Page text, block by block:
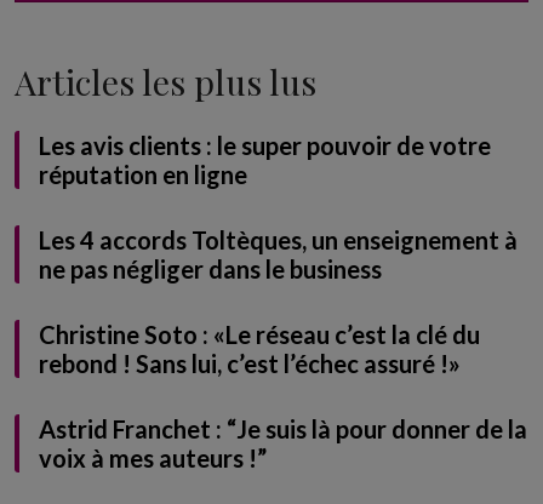
Articles les plus lus
Les avis clients : le super pouvoir de votre
réputation en ligne
Les 4 accords Toltèques, un enseignement à
ne pas négliger dans le business
Christine Soto : «Le réseau c’est la clé du
rebond ! Sans lui, c’est l’échec assuré !»
Astrid Franchet : “Je suis là pour donner de la
voix à mes auteurs !”